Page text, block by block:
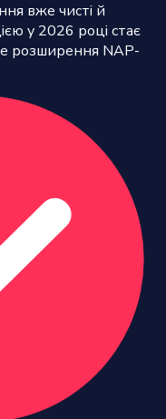
вже чисті й
у 2026 році стає
розширення NAP-